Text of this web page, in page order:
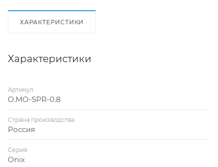
ХАРАКТЕРИСТИКИ
Характеристики
Артикул
O.MO-SPR-0.8
Страна производства
Россия
Серия
Onix